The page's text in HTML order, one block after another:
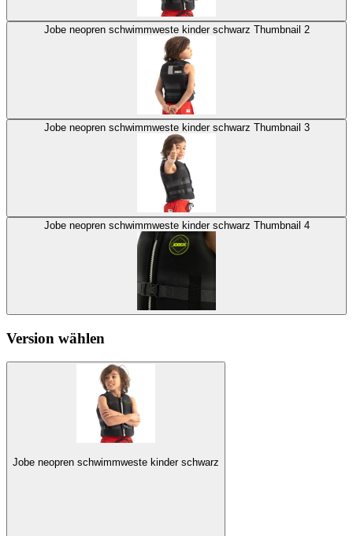
Jobe neopren schwimmweste kinder schwarz Thumbnail 2
Jobe neopren schwimmweste kinder schwarz Thumbnail 3
Jobe neopren schwimmweste kinder schwarz Thumbnail 4
Version wählen
Jobe neopren schwimmweste kinder schwarz